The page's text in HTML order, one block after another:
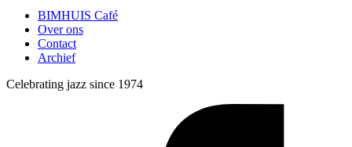
BIMHUIS Café
Over ons
Contact
Archief
Celebrating jazz since 1974